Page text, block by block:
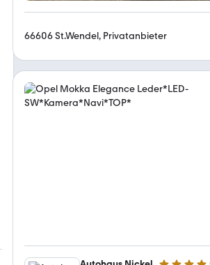
66606 St.Wendel, Privatanbieter